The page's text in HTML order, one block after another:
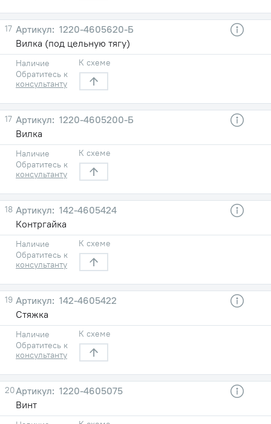
17
1220-4605620-Б
Вилка (под цельную тягу)
Наличие
Обратитесь к
консультанту
К схеме
17
1220-4605200-Б
Вилка
Наличие
Обратитесь к
консультанту
К схеме
18
142-4605424
Контргайка
Наличие
Обратитесь к
консультанту
К схеме
19
142-4605422
Стяжка
Наличие
Обратитесь к
консультанту
К схеме
20
1220-4605075
Винт